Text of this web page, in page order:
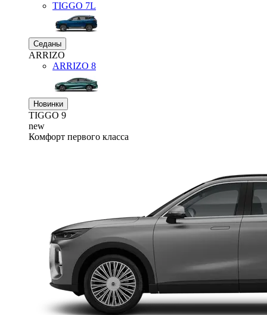
TIGGO 7L
Седаны
ARRIZO
ARRIZO 8
Новинки
TIGGO 9
new
Комфорт первого класса